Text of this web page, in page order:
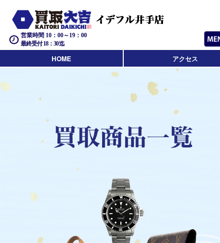
営業時間 10：00～19：00
最終受付 18：30迄
HOME アクセス